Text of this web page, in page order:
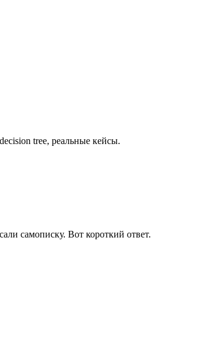
tree, реальные кейсы.
самописку. Вот короткий ответ.